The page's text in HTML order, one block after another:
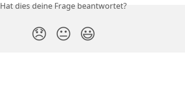
Hat dies deine Frage beantwortet?
😞 😐 😃